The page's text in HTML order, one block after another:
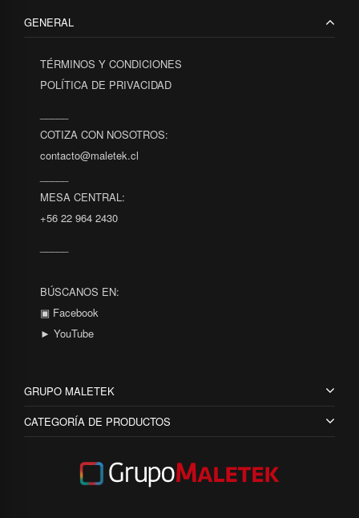
GENERAL
TÉRMINOS Y CONDICIONES
POLÍTICA DE PRIVACIDAD
COTIZA CON NOSOTROS:
contacto@maletek.cl
MESA CENTRAL:
+56 22 964 2430
BÚSCANOS EN:
▣ Facebook
► YouTube
GRUPO MALETEK
CATEGORÍA DE PRODUCTOS